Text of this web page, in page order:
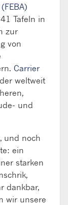
Tafeln in
zur
von
Carrier
weltweit
und
und noch
ein
starken
dankbar,
wir unsere